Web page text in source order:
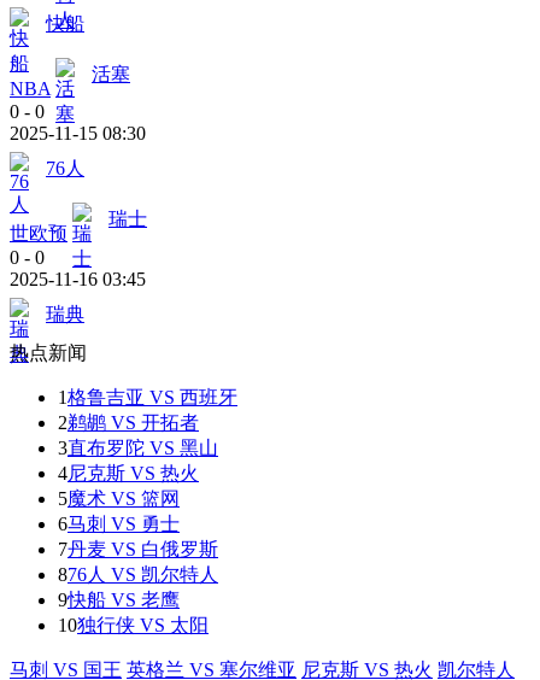
快船
NBA
活塞
0 - 0
2025-11-15 08:30
76人
世欧预
瑞士
0 - 0
2025-11-16 03:45
瑞典
热点新闻
1格鲁吉亚 VS 西班牙
2鹈鹕 VS 开拓者
3直布罗陀 VS 黑山
4尼克斯 VS 热火
5魔术 VS 篮网
6马刺 VS 勇士
7丹麦 VS 白俄罗斯
876人 VS 凯尔特人
9快船 VS 老鹰
10独行侠 VS 太阳
马刺 VS 国王 英格兰 VS 塞尔维亚 尼克斯 VS 热火 凯尔特人